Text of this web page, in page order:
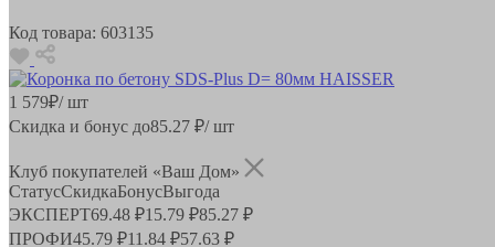
Код товара: 603135
1 579₽/ шт
Скидка и бонус до85.27 ₽/ шт
Клуб покупателей «Ваш Дом»
СтатусСкидкаБонусВыгода
ЭКСПЕРТ69.48 ₽15.79 ₽85.27 ₽
ПРОФИ45.79 ₽11.84 ₽57.63 ₽